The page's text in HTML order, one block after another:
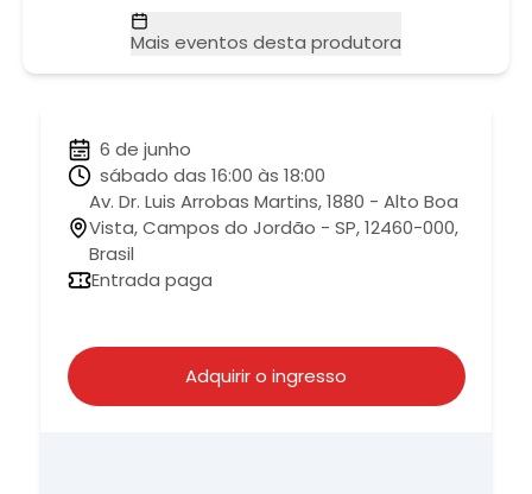
Mais eventos desta produtora
6 de junho
sábado das 16:00 às 18:00
Av. Dr. Luis Arrobas Martins, 1880 - Alto Boa
Vista, Campos do Jordão - SP, 12460-000,
Brasil
Entrada paga
Adquirir o ingresso